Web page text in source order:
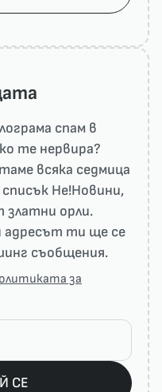
спам в
те нервира?
всяка седмица
He!Новини,
златни орли.
адресът ти ще се
съобщения.
за
СЕ